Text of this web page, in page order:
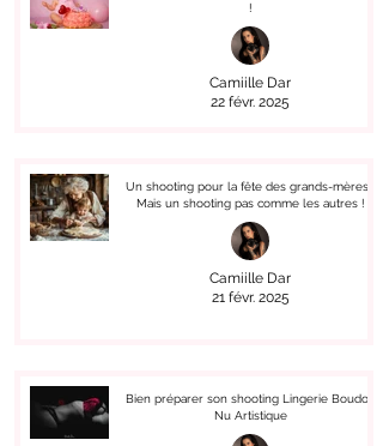
!
Camiille Dar
22 févr. 2025
Un shooting pour la fête des grands-mères !
Mais un shooting pas comme les autres !
Camiille Dar
21 févr. 2025
Bien préparer son shooting Lingerie Boudoir
Nu Artistique